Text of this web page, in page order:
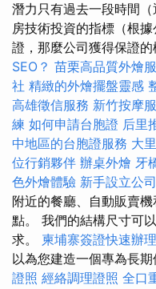
潛力只有過去一段時間
房技術投資的指標（根
證，那麼公司獲得保證
SEO？ 苗栗高品質外燴
社 精緻的外燴擺盤靈感
高雄徵信服務 新竹按摩
練 如何申請台胞證 后里
中地區的台胞證服務 大
位行銷夥伴 辦桌外燴 牙
色外燴體驗 新手設立公
附近的餐廳、自動販賣
點。 我們的結構尺寸可
求。 柬埔寨簽證快速辦
以為您建造一個專為長
證照 經絡調理證照 全口